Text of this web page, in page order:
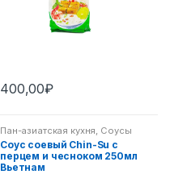
400,00₽
Пан-азиатская кухня Соусы
Соус соевый Chin-Su с
перцем и чесноком 250мл
Вьетнам